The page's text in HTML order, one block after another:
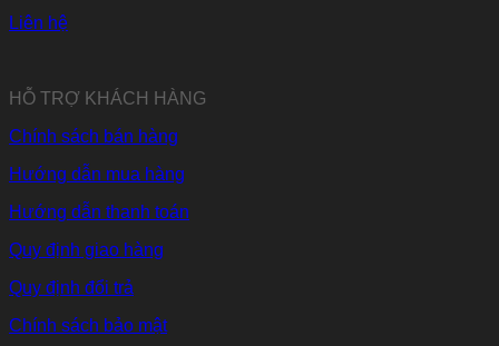
Liên hệ
HỖ TRỢ KHÁCH HÀNG
Chính sách bán hàng
Hướng dẫn mua hàng
Hướng dẫn thanh toán
Quy định giao hàng
Quy định đổi trả
Chính sách bảo mật